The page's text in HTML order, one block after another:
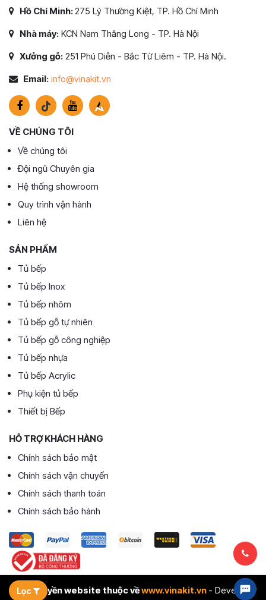
Lọc
Hồ Chí Minh:275 Lý Thường Kiệt, TP. Hồ Chí Minh
Nhà máy: KCN Nam Thăng Long - TP. Hà Nội
Xưởng gỗ: 251 Phú Diễn - Bắc Từ Liêm - TP. Hà Nội.
Email: info@vinakit.vn
VỀ CHÚNG TÔI
Về chúng tôi
Đội ngũ Chuyên gia
Hệ thống showroom
Quy trình vận hành
Liên hệ
SẢN PHẨM
Tủ bếp
Tủ bếp Inox
Tủ bếp nhôm
Tủ bếp gỗ tự nhiên
Tủ bếp gỗ công nghiệp
Tủ bếp nhựa
Tủ bếp Acrylic
Phụ kiện tủ bếp
Thiết bị Bếp
HỖ TRỢ KHÁCH HÀNG
Chính sách bảo mật
Chính sách vận chuyển
Chính sách thanh toán
Chính sách bảo hành
© Bản quyền website thuộc vềwww.vinakit.vn - Developer